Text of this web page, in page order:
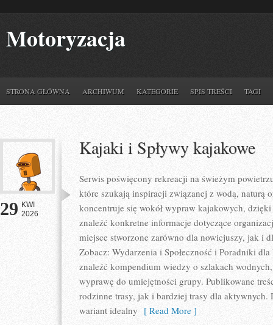
Motoryzacja
STRONA GŁÓWNA ARCHIWUM KATEGORIE SPIS TREŚCI TAGI
29 KWI
2026
Kajaki i Spływy kajakowe
Serwis poświęcony rekreacji na świeżym
które szukają inspiracji związanej z wodą, naturą
koncentruje się wokół wypraw kajakowych,
znaleźć konkretne informacje dotyczące
miejsce stworzone zarówno dla nowicjuszy, jak i
Zobacz: Wydarzenia i Społeczność i Poradniki
znaleźć kompendium wiedzy o szlakach
wyprawę do umiejętności grupy. Publikowane
rodzinne trasy, jak i bardziej trasy dla
wariant idealny [ Read More ]